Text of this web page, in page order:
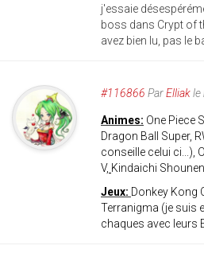
j'essaie
boss dans Crypt of
avez bien lu, pas le
#116866 ParElliakle
Animes: One Piece
Dragon Ball Super,
conseille celui ci...),
V, Kindaichi
Jeux: Donkey Kong
Terranigma (je suis
chaques avec leurs